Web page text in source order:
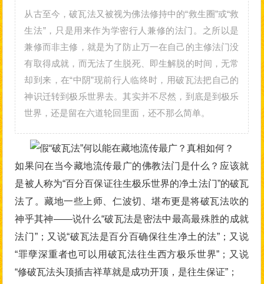
从古至今，破瓦法又被视为佛法修持中的“救生圈”或“救
生法”，只是用来作为学密行人兼修的法门。之所以是
兼修而非主修，就是为了防止万一在自己的主修法门没
有取得成就，而无法了生脱死、即生解脱的时间，无常
却到来，在“中阴”现前行人临终时，用破瓦法把自己的
神识迁转到极乐世界去。其实并不尽然，到底是到极乐
世界，还是留在六道轮回里面，还不那么简单。
如果问在当今藏地流传最广的佛教法门是什么？应该就
是被人称为“百分百保证往生极乐世界的净土法门”的破瓦
法了。藏地一些上师、仁波切、堪布更是将破瓦法吹的
神乎其神——说什么“破瓦法是密法中最高最殊胜的成就
法门”；又说“破瓦法是百分百确保往生净土的法”；又说
“罪孽深重者也可以用破瓦法往生西方极乐世界”；又说
“修破瓦法头顶插吉祥草就是成功开顶，是往生保证”；